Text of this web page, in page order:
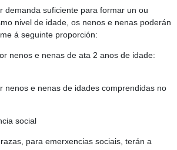
demanda suficiente para formar un ou
nivel de idade, os nenos e nenas poderán
á seguinte proporción:
nenos e nenas de ata 2 anos de idade:
nenos e nenas de idades comprendidas no
social
para emerxencias sociais, terán a